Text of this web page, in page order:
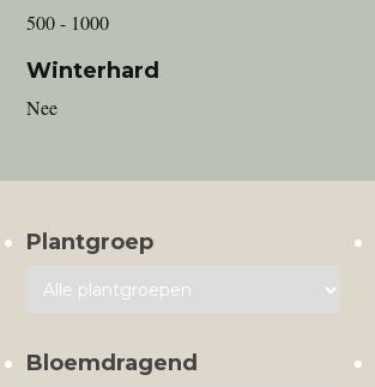
500 - 1000
Winterhard
Nee
Plantgroep
Bloemdragend